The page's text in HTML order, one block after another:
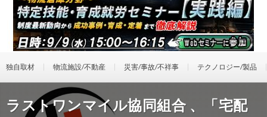
独自取材 物流施設/不動産 災害/事故/不祥事 テクノロジー/製品
ラストワンマイル協同組合 、「宅配